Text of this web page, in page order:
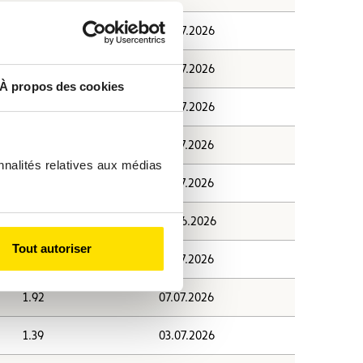
À propos des cookies
relatives aux médias
Tout autoriser
10.07.2026
1.83 10.07.2026
10.07.2026
07.07.2026
07.07.2026
30.06.2026
07.07.2026
1.92 07.07.2026
1.39 03.07.2026